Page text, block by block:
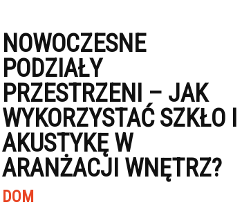
NOWOCZESNE
PODZIAŁY
PRZESTRZENI – JAK
WYKORZYSTAĆ SZKŁO I
AKUSTYKĘ W
ARANŻACJI WNĘTRZ?
DOM